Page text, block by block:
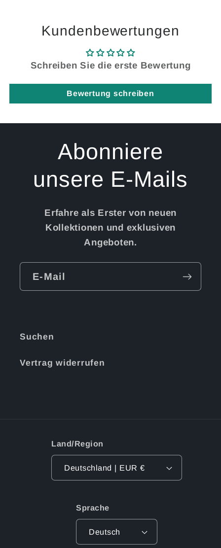
Kundenbewertungen
Schreiben Sie die erste Bewertung
Bewertung schreiben
Abonniere
unsere E-Mails
Erfahre als Erster von neuen
Kollektionen und exklusiven
Angeboten.
E-Mail
Suchen
Vertrag widerrufen
Land/Region
Deutschland | EUR €
Sprache
Deutsch